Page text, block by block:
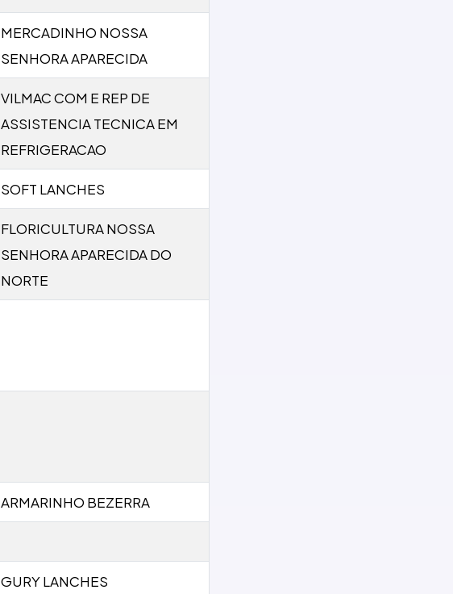
MERCADINHO NOSSA
SENHORA APARECIDA
VILMAC COM E REP DE
ASSISTENCIA TECNICA EM
REFRIGERACAO
SOFT LANCHES
FLORICULTURA NOSSA
SENHORA APARECIDA DO
NORTE
ARMARINHO BEZERRA
GURY LANCHES